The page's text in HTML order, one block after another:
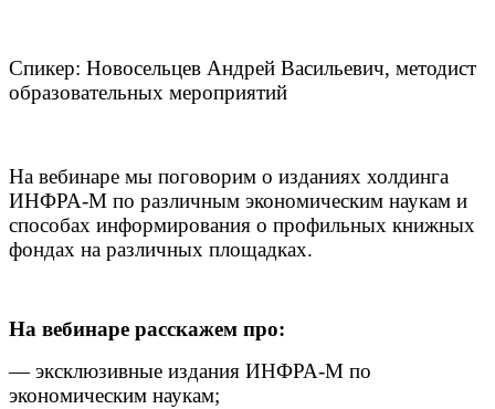
Спикер: Новосельцев Андрей Васильевич, методист
образовательных мероприятий
На вебинаре мы поговорим о изданиях холдинга
ИНФРА-М по различным экономическим наукам и
способах информирования о профильных книжных
фондах на различных площадках.
На вебинаре расскажем про:
— эксклюзивные издания ИНФРА-М по
экономическим наукам;